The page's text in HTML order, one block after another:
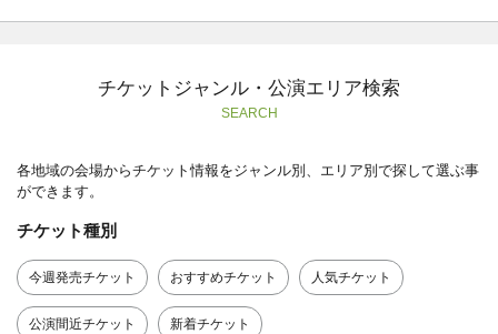
チケットジャンル・公演エリア検索
SEARCH
各地域の会場からチケット情報をジャンル別、エリア別で探して選ぶ事
ができます。
チケット種別
今週発売チケット おすすめチケット 人気チケット
公演間近チケット 新着チケット